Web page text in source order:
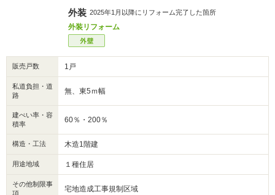
外装 2025年1月以降にリフォーム完了した箇所
外装リフォーム
販売戸数 1戸
私道負担・道
路
無、東5ｍ幅
建ぺい率・容
積率
60％・200％
構造・工法 木造1階建
用途地域 １種住居
その他制限事
項
宅地造成工事規制区域